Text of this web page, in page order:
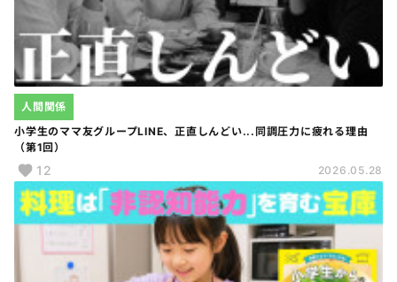
小学生のママ友グループLINE、正直しんどい...同調圧力に疲れる理由
（第1回）
人間関係
12 2026.05.28